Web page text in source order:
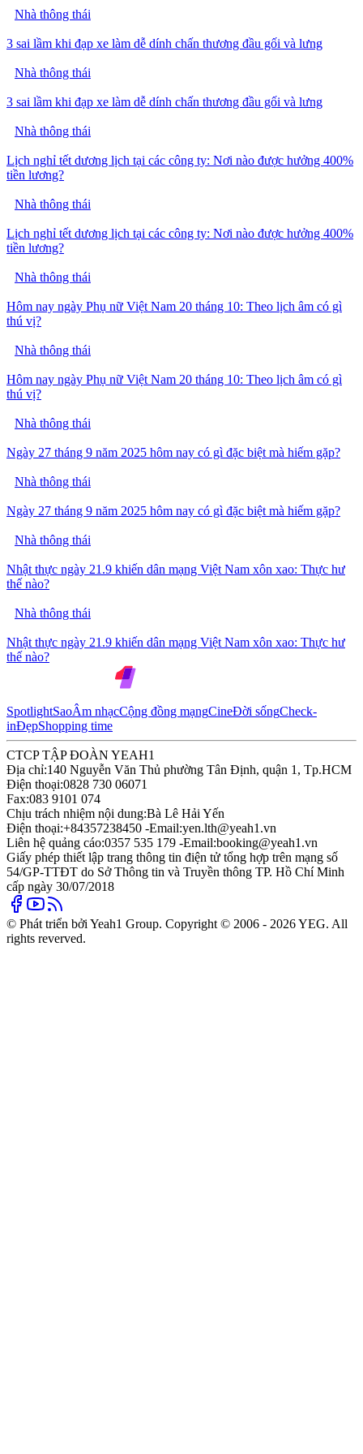
Nhà thông thái
3 sai lầm khi đạp xe làm dễ dính chấn thương đầu gối và lưng
Nhà thông thái
3 sai lầm khi đạp xe làm dễ dính chấn thương đầu gối và lưng
Nhà thông thái
Lịch nghỉ tết dương lịch tại các công ty: Nơi nào được hưởng 400%
tiền lương?
Nhà thông thái
Lịch nghỉ tết dương lịch tại các công ty: Nơi nào được hưởng 400%
tiền lương?
Nhà thông thái
Hôm nay ngày Phụ nữ Việt Nam 20 tháng 10: Theo lịch âm có gì
thú vị?
Nhà thông thái
Hôm nay ngày Phụ nữ Việt Nam 20 tháng 10: Theo lịch âm có gì
thú vị?
Nhà thông thái
Ngày 27 tháng 9 năm 2025 hôm nay có gì đặc biệt mà hiếm gặp?
Nhà thông thái
Ngày 27 tháng 9 năm 2025 hôm nay có gì đặc biệt mà hiếm gặp?
Nhà thông thái
Nhật thực ngày 21.9 khiến dân mạng Việt Nam xôn xao: Thực hư
thế nào?
Nhà thông thái
Nhật thực ngày 21.9 khiến dân mạng Việt Nam xôn xao: Thực hư
thế nào?
SpotlightSaoÂm nhạcCộng đồng mạngCineĐời sốngCheck-
inĐẹpShopping time
CTCP TẬP ĐOÀN YEAH1
Địa chỉ:140 Nguyễn Văn Thủ phường Tân Định, quận 1, Tp.HCM
Điện thoại:0828 730 06071
Fax:083 9101 074
Chịu trách nhiệm nội dung:Bà Lê Hải Yến
Điện thoại:+84357238450 -Email:yen.lth@yeah1.vn
Liên hệ quảng cáo:0357 535 179 -Email:booking@yeah1.vn
Giấy phép thiết lập trang thông tin điện tử tổng hợp trên mạng số
54/GP-TTĐT do Sở Thông tin và Truyền thông TP. Hồ Chí Minh
cấp ngày 30/07/2018
© Phát triển bởi Yeah1 Group. Copyright © 2006 - 2026 YEG. All
rights reverved.